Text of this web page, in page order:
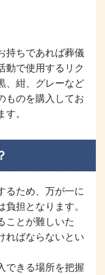
持ちであれば葬儀
動で使用するリク
、紺、グレーなど
ものを購入してお
。
るため、万が一に
担となります。
ことが難しいた
ればならないとい
できる場所を把握